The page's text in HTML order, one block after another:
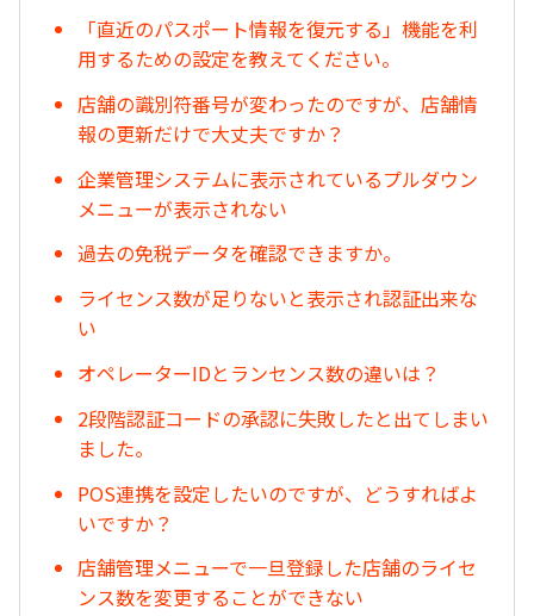
「直近のパスポート情報を復元する」機能を利
用するための設定を教えてください。
店舗の識別符番号が変わったのですが、店舗情
報の更新だけで大丈夫ですか？
企業管理システムに表示されているプルダウン
メニューが表示されない
過去の免税データを確認できますか。
ライセンス数が足りないと表示され認証出来な
い
オペレーターIDとランセンス数の違いは？
2段階認証コードの承認に失敗したと出てしまい
ました。
POS連携を設定したいのですが、どうすればよ
いですか？
店舗管理メニューで一旦登録した店舗のライセ
ンス数を変更することができない